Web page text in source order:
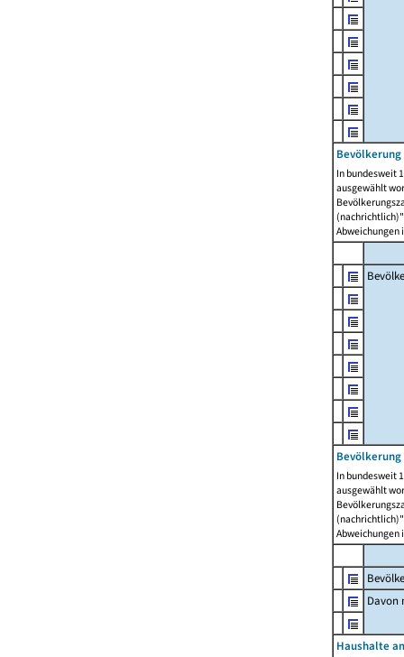
In bundesweit
ausgewählt
Abweichungen
In bundesweit
ausgewählt
Abweichungen
Davon
Haushalte